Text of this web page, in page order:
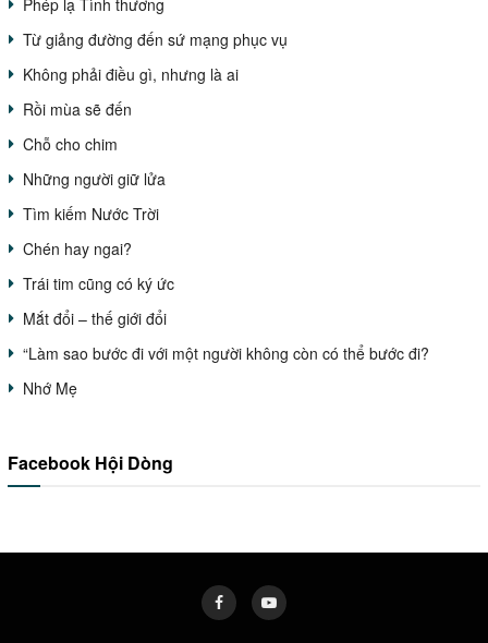
Phép lạ Tình thương
Từ giảng đường đến sứ mạng phục vụ
Không phải điều gì, nhưng là ai
Rồi mùa sẽ đến
Chỗ cho chim
Những người giữ lửa
Tìm kiếm Nước Trời
Chén hay ngai?
Trái tim cũng có ký ức
Mắt đổi – thế giới đổi
“Làm sao bước đi với một người không còn có thể bước đi?
Nhớ Mẹ
Facebook Hội Dòng